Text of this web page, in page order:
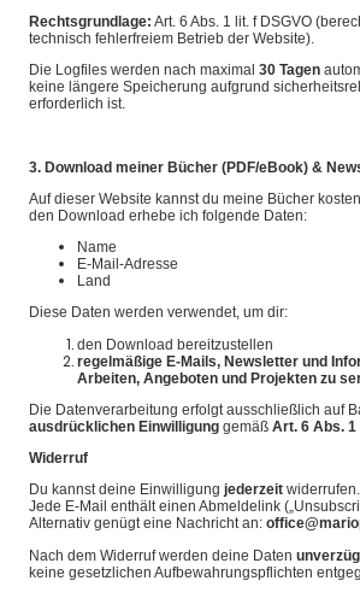
Rechtsgrundlage: Art. 6 Abs. 1 lit. f DSGVO
technisch fehlerfreiem Betrieb der Website).
Die Logfiles werden nach maximal 30 Tagen
keine längere Speicherung aufgrund
erforderlich ist.
3. Download meiner Bücher (PDF/eBook) &
Auf dieser Website kannst du meine Bücher
den Download erhebe ich folgende Daten:
Name
E-Mail-Adresse
Land
Diese Daten werden verwendet, um dir:
den Download bereitzustellen
regelmäßige E-Mails, Newsletter und
Arbeiten, Angeboten und Projekten zu
Die Datenverarbeitung erfolgt ausschließlich auf
ausdrücklichen Einwilligung gemäß Art. 6 Abs. 1
Widerruf
Du kannst deine Einwilligung jederzeit widerrufen.
Jede E-Mail enthält einen Abmeldelink
Alternativ genügt eine Nachricht an:
Nach dem Widerruf werden deine Daten
keine gesetzlichen Aufbewahrungspflichten